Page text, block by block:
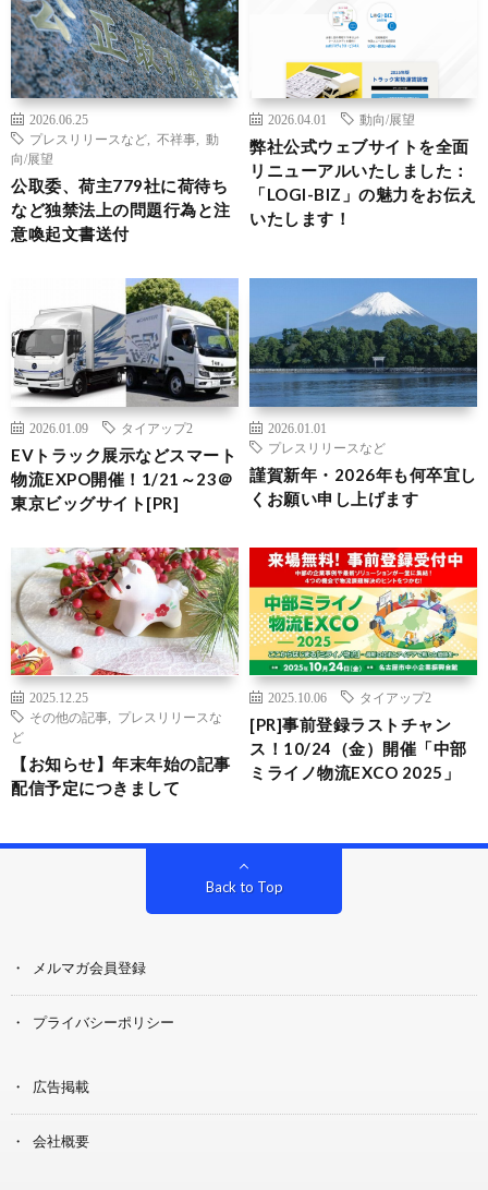
2026.06.25
プレスリリースなど
不祥事
動
向/展望
公取委、荷主779社に荷待ち
など独禁法上の問題行為と注
意喚起文書送付
2026.04.01 動向/展望
弊社公式ウェブサイトを全面
リニューアルいたしました：
「LOGI-BIZ」の魅力をお伝え
いたします！
2026.01.09 タイアップ2
EVトラック展示などスマート
物流EXPO開催！1/21～23＠
東京ビッグサイト[PR]
2026.01.01
プレスリリースなど
謹賀新年・2026年も何卒宜し
くお願い申し上げます
2025.12.25
その他の記事
プレスリリースな
ど
【お知らせ】年末年始の記事
配信予定につきまして
2025.10.06 タイアップ2
[PR]事前登録ラストチャン
ス！10/24（金）開催「中部
ミライノ物流EXCO 2025」
Back to Top
メルマガ会員登録
プライバシーポリシー
広告掲載
会社概要